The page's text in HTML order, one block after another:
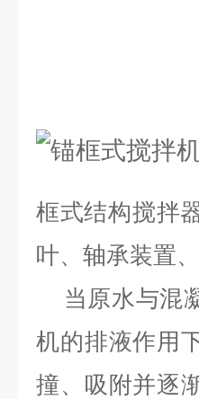
框式结构搅拌
叶、轴承装置
当原水与混
机的排液作用
撞、吸附并逐